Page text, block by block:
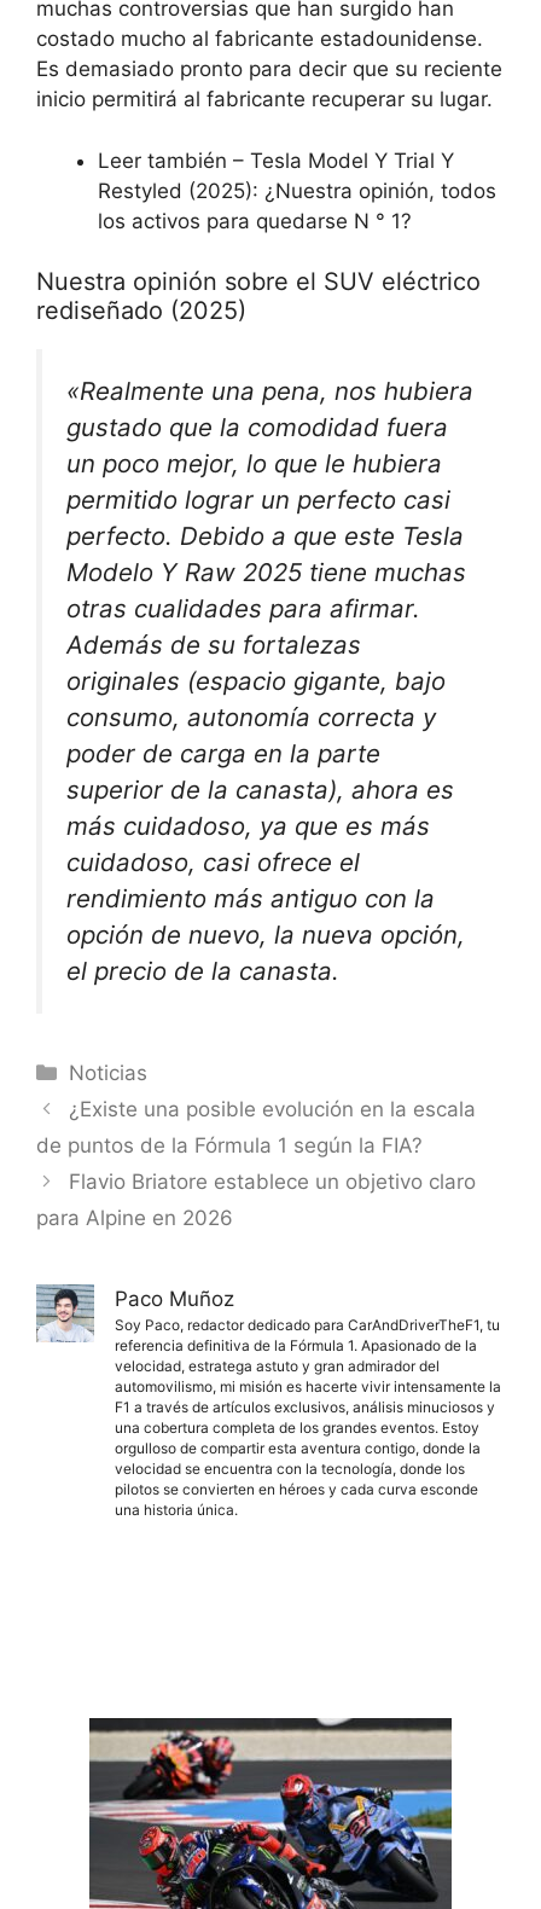
muchas controversias que han surgido han
costado mucho al fabricante estadounidense.
Es demasiado pronto para decir que su reciente
inicio permitirá al fabricante recuperar su lugar.
Leer también – Tesla Model Y Trial Y
Restyled (2025): ¿Nuestra opinión, todos
los activos para quedarse N ° 1?
Nuestra opinión sobre el SUV eléctrico
rediseñado (2025)
«Realmente una pena, nos hubiera
gustado que la comodidad fuera
un poco mejor, lo que le hubiera
permitido lograr un perfecto casi
perfecto. Debido a que este Tesla
Modelo Y Raw 2025 tiene muchas
otras cualidades para afirmar.
Además de su fortalezas
originales (espacio gigante, bajo
consumo, autonomía correcta y
poder de carga en la parte
superior de la canasta), ahora es
más cuidadoso, ya que es más
cuidadoso, casi ofrece el
rendimiento más antiguo con la
opción de nuevo, la nueva opción,
el precio de la canasta.
Categorías
Noticias
¿Existe una posible evolución en la escala
de puntos de la Fórmula 1 según la FIA?
Flavio Briatore establece un objetivo claro
para Alpine en 2026
Paco Muñoz
Soy Paco, redactor dedicado para CarAndDriverTheF1, tu
referencia definitiva de la Fórmula 1. Apasionado de la
velocidad, estratega astuto y gran admirador del
automovilismo, mi misión es hacerte vivir intensamente la
F1 a través de artículos exclusivos, análisis minuciosos y
una cobertura completa de los grandes eventos. Estoy
orgulloso de compartir esta aventura contigo, donde la
velocidad se encuentra con la tecnología, donde los
pilotos se convierten en héroes y cada curva esconde
una historia única.